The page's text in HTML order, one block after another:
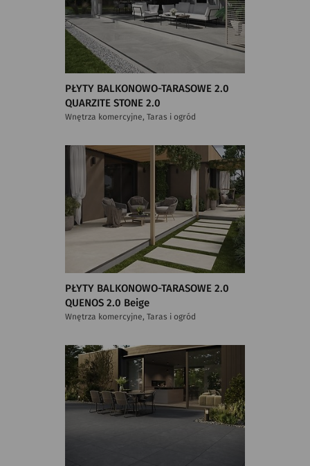
PŁYTY BALKONOWO-TARASOWE 2.0
QUARZITE STONE 2.0
Wnętrza komercyjne, Taras i ogród
PŁYTY BALKONOWO-TARASOWE 2.0
QUENOS 2.0 Beige
Wnętrza komercyjne, Taras i ogród